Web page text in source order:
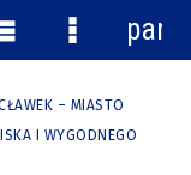
– MIASTO
I WYGODNEGO
Menu
panel